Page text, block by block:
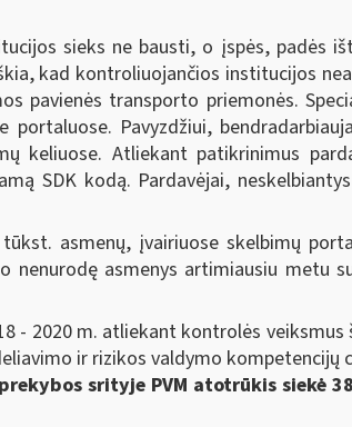
sieks ne bausti, o įspės, padės
kad kontroliuojančios institucijos
pavienės transporto priemonės.
Pavyzdžiui,
keliuose. Atliekant patikrinimus
SDK kodą. Pardavėjai,
asmenų, įvairiuose skelbimų
nenurodę asmenys artimiausiu metu
- 2020 m. atliekant kontrolės veiksmus
ir rizikos valdymo kompetencijų
srityje PVM atotrūkis siekė